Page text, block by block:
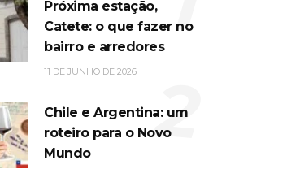
Próxima estação,
Catete: o que fazer no
bairro e arredores
11 DE JUNHO DE 2026
Chile e Argentina: um
roteiro para o Novo
Mundo
2